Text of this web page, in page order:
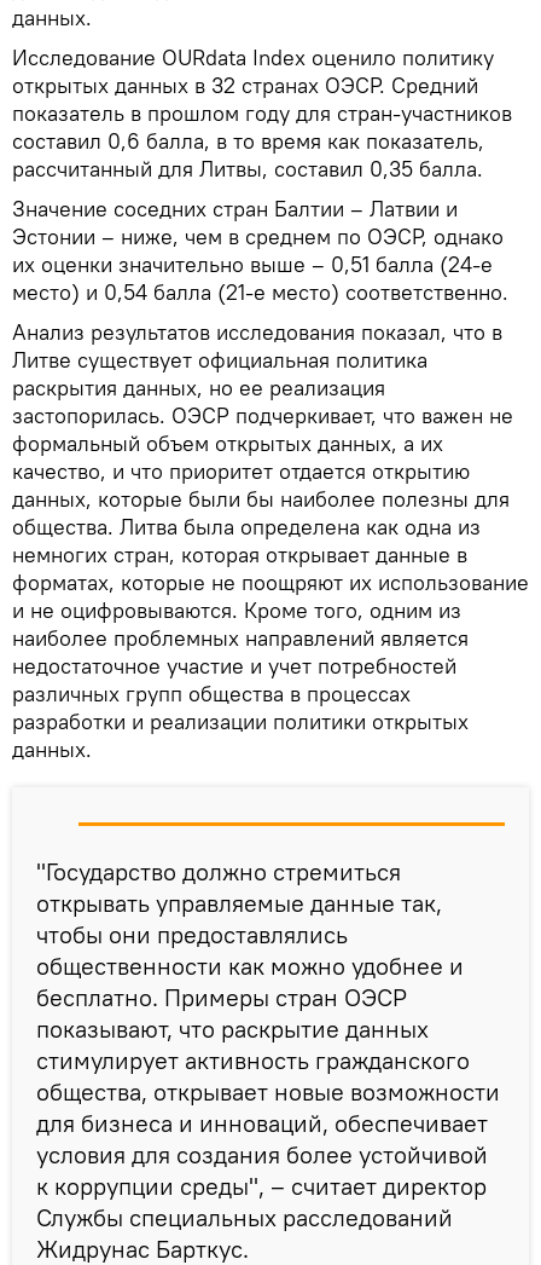
данных.
Исследование OURdata Index оценило политику
открытых данных в 32 странах ОЭСР. Средний
показатель в прошлом году для стран-участников
составил 0,6 балла, в то время как показатель,
рассчитанный для Литвы, составил 0,35 балла.
Значение соседних стран Балтии – Латвии и
Эстонии – ниже, чем в среднем по ОЭСР, однако
их оценки значительно выше – 0,51 балла (24-е
место) и 0,54 балла (21-е место) соответственно.
Анализ результатов исследования показал, что в
Литве существует официальная политика
раскрытия данных, но ее реализация
застопорилась. ОЭСР подчеркивает, что важен не
формальный объем открытых данных, а их
качество, и что приоритет отдается открытию
данных, которые были бы наиболее полезны для
общества. Литва была определена как одна из
немногих стран, которая открывает данные в
форматах, которые не поощряют их использование
и не оцифровываются. Кроме того, одним из
наиболее проблемных направлений является
недостаточное участие и учет потребностей
различных групп общества в процессах
разработки и реализации политики открытых
данных.
"Государство должно стремиться
открывать управляемые данные так,
чтобы они предоставлялись
общественности как можно удобнее и
бесплатно. Примеры стран ОЭСР
показывают, что раскрытие данных
стимулирует активность гражданского
общества, открывает новые возможности
для бизнеса и инноваций, обеспечивает
условия для создания более устойчивой
к коррупции среды", – считает директор
Службы специальных расследований
Жидрунас Барткус.